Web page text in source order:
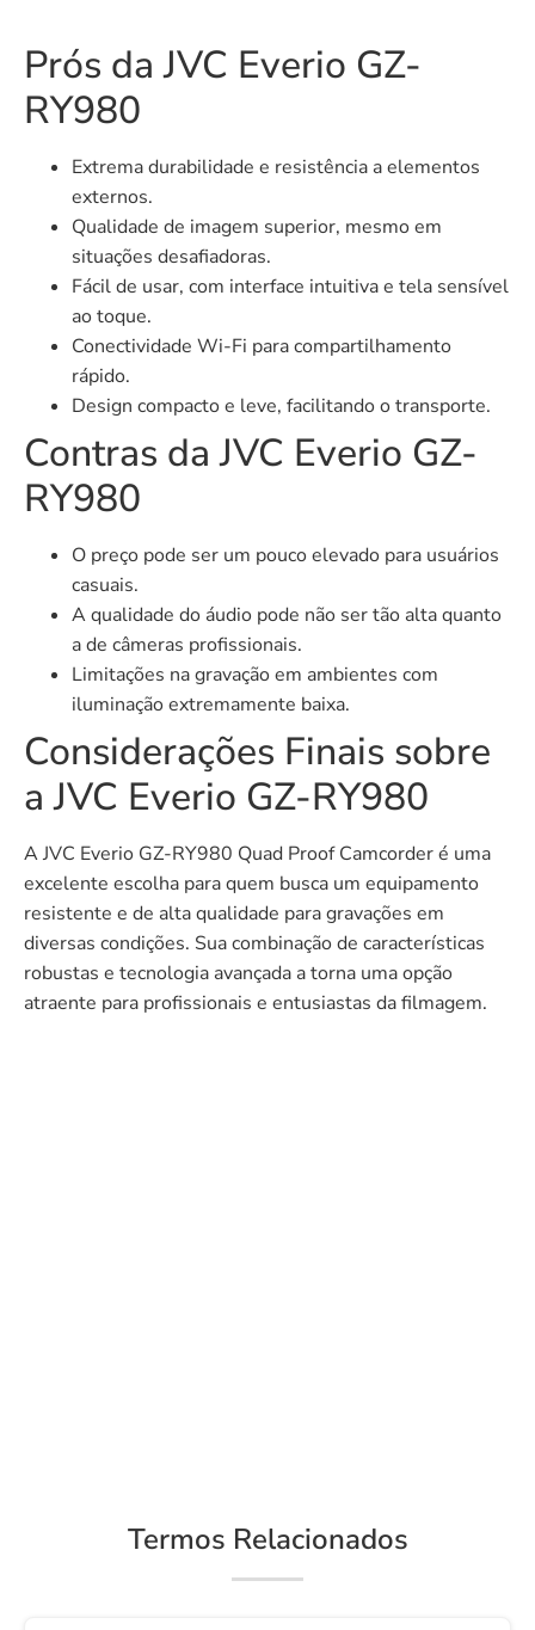
Prós da JVC Everio GZ-
RY980
Extrema durabilidade e resistência a elementos
externos.
Qualidade de imagem superior, mesmo em
situações desafiadoras.
Fácil de usar, com interface intuitiva e tela sensível
ao toque.
Conectividade Wi-Fi para compartilhamento
rápido.
Design compacto e leve, facilitando o transporte.
Contras da JVC Everio GZ-
RY980
O preço pode ser um pouco elevado para usuários
casuais.
A qualidade do áudio pode não ser tão alta quanto
a de câmeras profissionais.
Limitações na gravação em ambientes com
iluminação extremamente baixa.
Considerações Finais sobre
a JVC Everio GZ-RY980
A JVC Everio GZ-RY980 Quad Proof Camcorder é uma
excelente escolha para quem busca um equipamento
resistente e de alta qualidade para gravações em
diversas condições. Sua combinação de características
robustas e tecnologia avançada a torna uma opção
atraente para profissionais e entusiastas da filmagem.
Termos Relacionados